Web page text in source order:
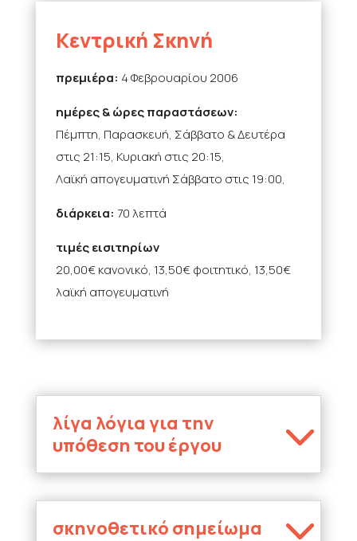
Κεντρική Σκηνή
πρεμιέρα: 4 Φεβρουαρίου 2006
ημέρες & ώρες παραστάσεων:
Πέμπτη, Παρασκευή, Σάββατο & Δευτέρα
στις 21:15, Κυριακή στις 20:15,
Λαϊκή απογευματινή Σάββατο στις 19:00,
διάρκεια: 70 λεπτά
τιμές εισιτηρίων
20,00€ κανονικό, 13,50€ φοιτητικό, 13,50€
λαϊκή απογευματινή
λίγα λόγια για την
υπόθεση του έργου
σκηνοθετικό σημείωμα